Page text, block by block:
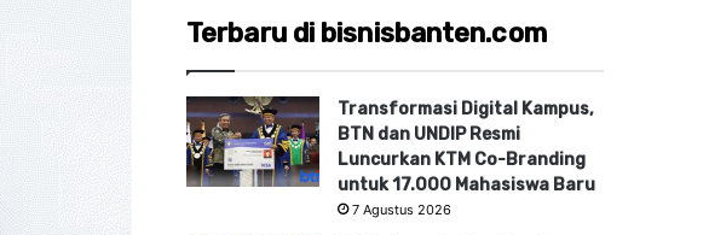
Terbaru di bisnisbanten.com
Transformasi Digital Kampus,
BTN dan UNDIP Resmi
Luncurkan KTM Co-Branding
untuk 17.000 Mahasiswa Baru
7 Agustus 2026